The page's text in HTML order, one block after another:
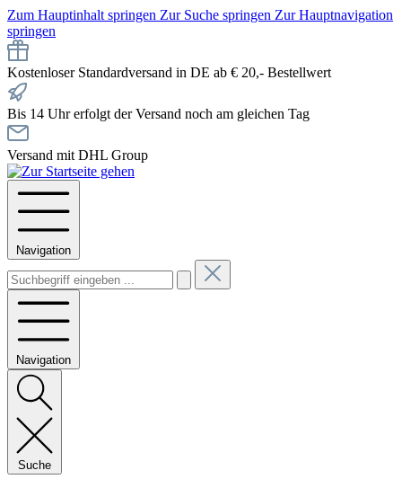
Zum Hauptinhalt springen Zur Suche springen Zur Hauptnavigation
springen
Kostenloser Standardversand in DE ab € 20,- Bestellwert
Bis 14 Uhr erfolgt der Versand noch am gleichen Tag
Versand mit DHL Group
Navigation
Navigation
Suche